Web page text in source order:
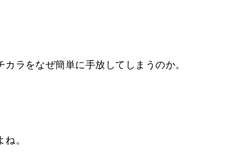
ラをなぜ簡単に手放してしまうのか。
。